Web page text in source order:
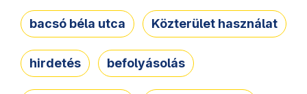
bacsó béla utca Közterület használat
hirdetés befolyásolás